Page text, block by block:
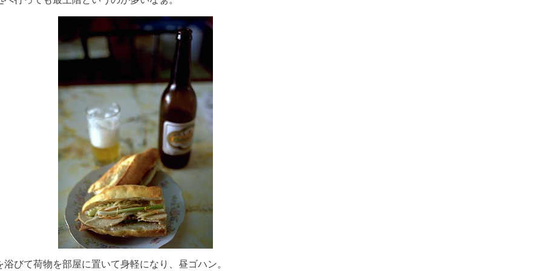
浴びて荷物を部屋に置いて身軽になり、昼ゴハン。